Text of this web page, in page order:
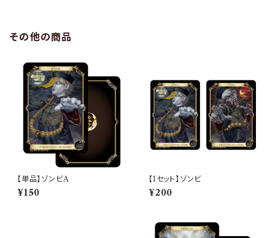
その他の商品
【単品】ゾンビA
¥150
【1セット】ゾンビ
¥200